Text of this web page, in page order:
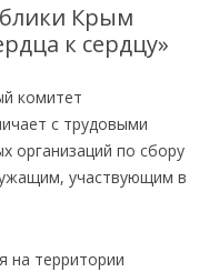
Крым
к сердцу»
комитет
с трудовыми
организаций по сбору
участвующим в
на территории